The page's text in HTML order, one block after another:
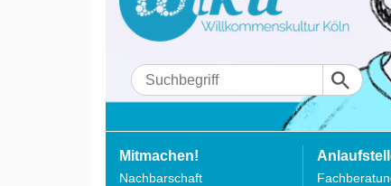
Mitmachen!
Nachbarschaft